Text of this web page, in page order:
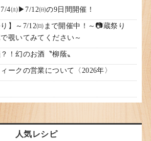
4㈯▶7/12㈰の9日間開催！
】～7/12㈰まで開催中！～📷蔵祭り
覗いてみてください～
！幻のお酒〝柳蔭〟
ークの営業について〈2026年〉
人気レシピ